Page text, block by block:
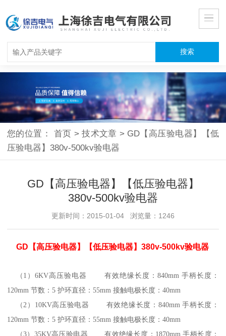
您的位置： 首页 > 技术文章 > GD【高压验电器】【低
压验电器】380v-500kv验电器
GD【高压验电器】【低压验电器】
380v-500kv验电器
更新时间：2015-01-04 浏览量：1246
GD【高压验电器】【低压验电器】380v-500kv验电器
（1）6KV高压验电器 有效绝缘长度：840mm 手柄长度：
120mm 节数：5 护环直径：55mm 接触电极长度：40mm
（2）10KV高压验电器 有效绝缘长度：840mm 手柄长度：
120mm 节数：5 护环直径：55mm 接触电极长度：40mm
（3）35KV高压验电器 有效绝缘长度：1870mm 手柄长度：